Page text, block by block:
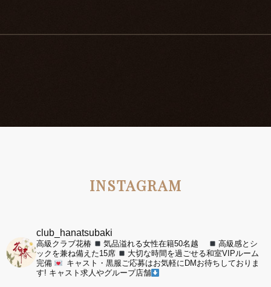
INSTAGRAM
club_hanatsubaki
高級クラブ花椿 気品溢れる女性在籍50名越
高級感とシ
ックを兼ね備えた15席
大切な時間を過ごせる和室VIPルーム
完備
キャスト・黒服ご応募はお気軽にDMお待ちしておりま
す! キャスト求人やグループ店舗